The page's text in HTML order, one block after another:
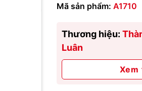
Mã sản phẩm: A1710
Thương hiệu:
Luân
Xem